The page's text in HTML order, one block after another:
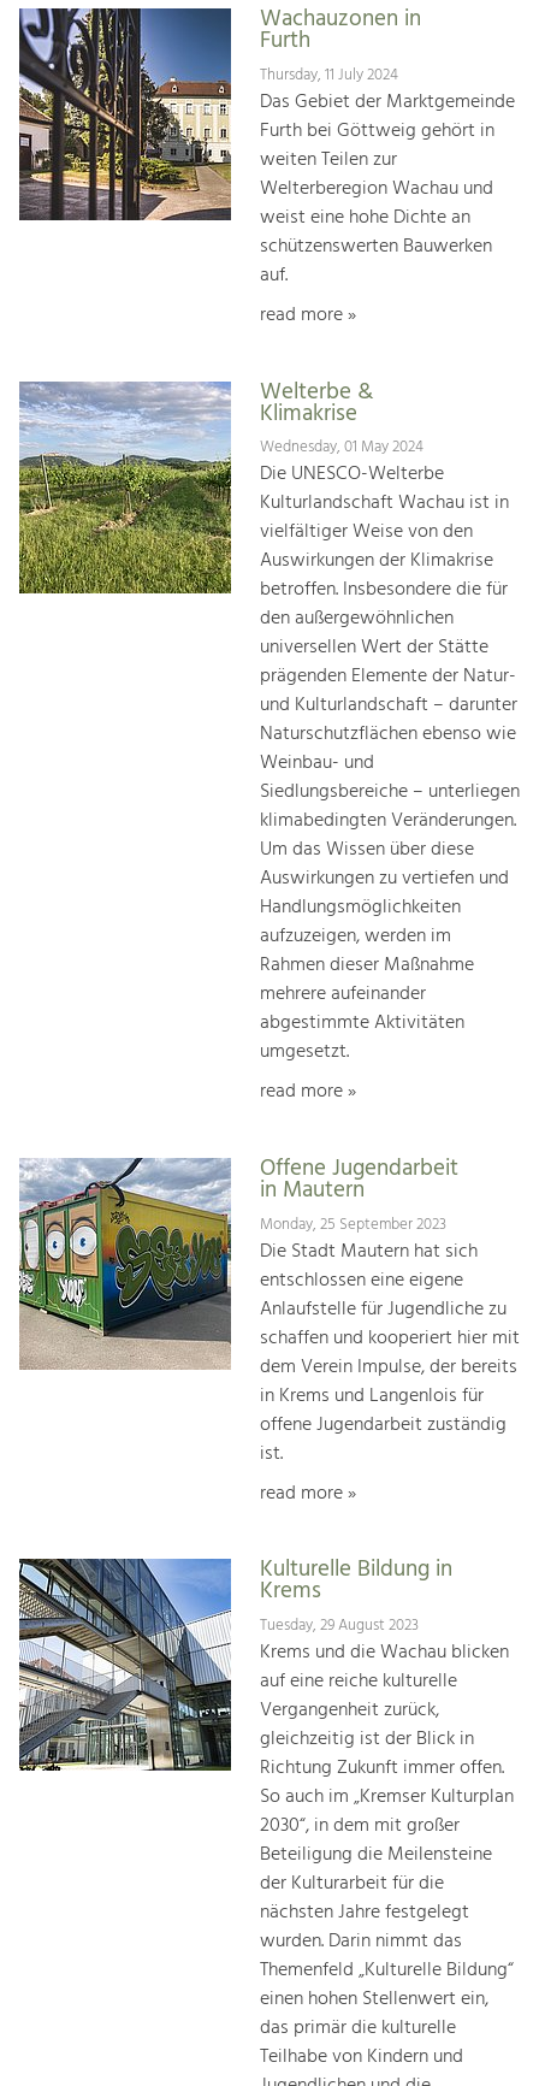
Wachauzonen in
Furth
Thursday, 11 July 2024
Das Gebiet der Marktgemeinde
Furth bei Göttweig gehört in
weiten Teilen zur
Welterberegion Wachau und
weist eine hohe Dichte an
schützenswerten Bauwerken
auf.
read more »
Welterbe &
Klimakrise
Wednesday, 01 May 2024
Die UNESCO-Welterbe
Kulturlandschaft Wachau ist in
vielfältiger Weise von den
Auswirkungen der Klimakrise
betroffen. Insbesondere die für
den außergewöhnlichen
universellen Wert der Stätte
prägenden Elemente der Natur-
und Kulturlandschaft – darunter
Naturschutzflächen ebenso wie
Weinbau- und
Siedlungsbereiche – unterliegen
klimabedingten Veränderungen.
Um das Wissen über diese
Auswirkungen zu vertiefen und
Handlungsmöglichkeiten
aufzuzeigen, werden im
Rahmen dieser Maßnahme
mehrere aufeinander
abgestimmte Aktivitäten
umgesetzt.
read more »
Offene Jugendarbeit
in Mautern
Monday, 25 September 2023
Die Stadt Mautern hat sich
entschlossen eine eigene
Anlaufstelle für Jugendliche zu
schaffen und kooperiert hier mit
dem Verein Impulse, der bereits
in Krems und Langenlois für
offene Jugendarbeit zuständig
ist.
read more »
Kulturelle Bildung in
Krems
Tuesday, 29 August 2023
Krems und die Wachau blicken
auf eine reiche kulturelle
Vergangenheit zurück,
gleichzeitig ist der Blick in
Richtung Zukunft immer offen.
So auch im „Kremser Kulturplan
2030“, in dem mit großer
Beteiligung die Meilensteine
der Kulturarbeit für die
nächsten Jahre festgelegt
wurden. Darin nimmt das
Themenfeld „Kulturelle Bildung“
einen hohen Stellenwert ein,
das primär die kulturelle
Teilhabe von Kindern und